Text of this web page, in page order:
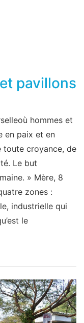
pavillons
hommes et
en paix et en
toute croyance, de
Le but
» Mère, 8
zones :
industrielle qui
le